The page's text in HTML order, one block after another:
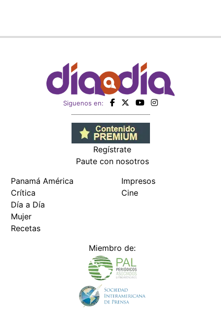
Siguenos en:
Regístrate
Paute con nosotros
Panamá América
Crítica
Día a Día
Mujer
Recetas
Impresos
Cine
Miembro de: